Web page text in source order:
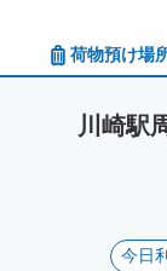
calendar
and
date.
荷物預け場
川崎駅
今日